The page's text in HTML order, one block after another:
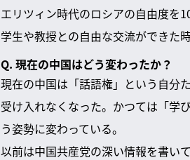
エリツィン時代のロシアの自由度を
学生や教授との自由な交流ができた
Q. 現在の中国はどう変わったか？
現在の中国は「話語権」という自分
受け入れなくなった。かつては「学
う姿勢に変わっている。
以前は中国共産党の深い情報を書い